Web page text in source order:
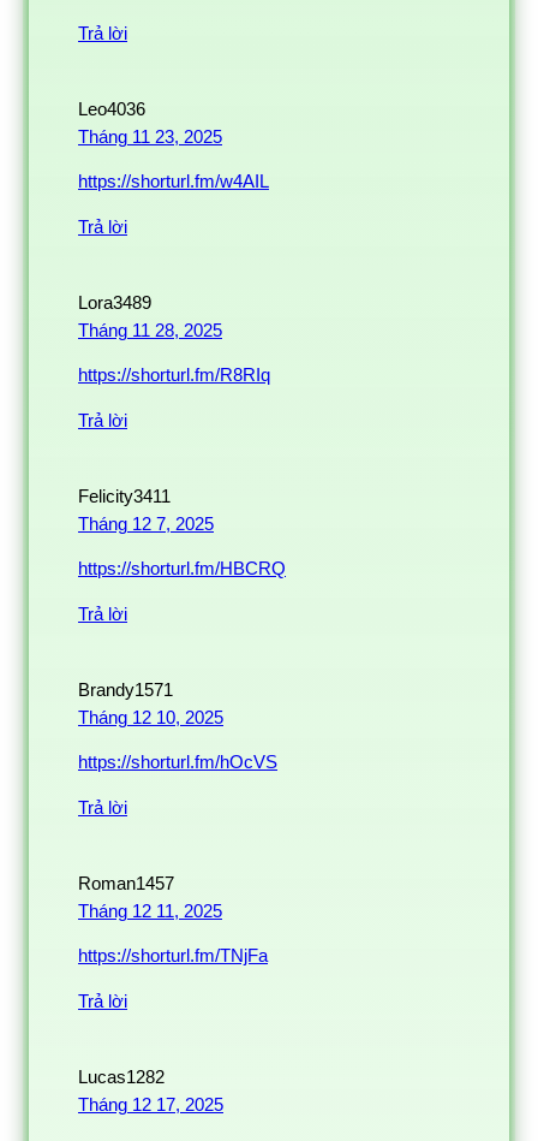
Trả lời
Leo4036
Tháng 11 23, 2025
https://shorturl.fm/w4AIL
Trả lời
Lora3489
Tháng 11 28, 2025
https://shorturl.fm/R8RIq
Trả lời
Felicity3411
Tháng 12 7, 2025
https://shorturl.fm/HBCRQ
Trả lời
Brandy1571
Tháng 12 10, 2025
https://shorturl.fm/hOcVS
Trả lời
Roman1457
Tháng 12 11, 2025
https://shorturl.fm/TNjFa
Trả lời
Lucas1282
Tháng 12 17, 2025